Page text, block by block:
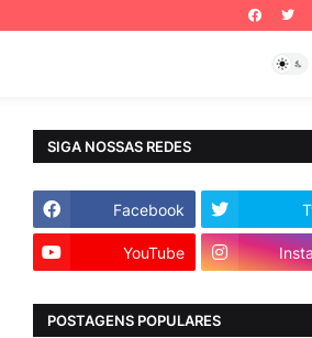
SIGA NOSSAS REDES
Facebook
YouTube
POSTAGENS POPULARES